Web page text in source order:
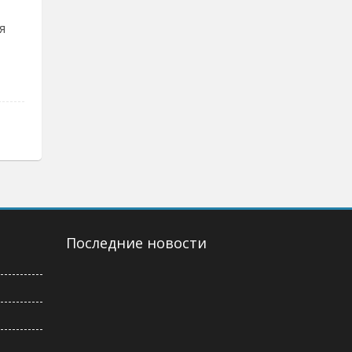
Последние новости